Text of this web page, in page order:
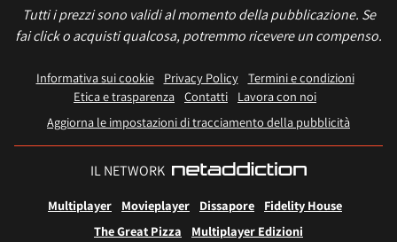
Tutti i prezzi sono validi al momento della pubblicazione. Se
fai click o acquisti qualcosa, potremmo ricevere un compenso.
Informativa sui cookie Privacy Policy
Termini e condizioni
Etica e trasparenza Contatti
Lavora con noi
Aggiorna le impostazioni di tracciamento della pubblicità
IL NETWORK
Multiplayer Movieplayer Dissapore
Fidelity House
The Great Pizza
Multiplayer Edizioni